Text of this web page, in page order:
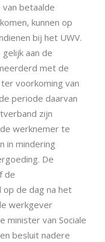
betaalde
kunnen op
bij het UWV.
aan de
met de
voorkoming van
periode daarvan
zijn
werknemer te
in mindering
De
de
de dag na het
werkgever
minister van Sociale
besluit nadere